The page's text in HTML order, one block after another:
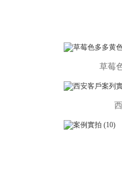
草莓